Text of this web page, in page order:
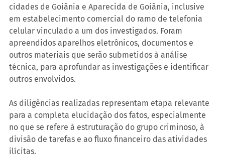
cidades de Goiânia e Aparecida de Goiânia, inclusive
em estabelecimento comercial do ramo de telefonia
celular vinculado a um dos investigados. Foram
apreendidos aparelhos eletrônicos, documentos e
outros materiais que serão submetidos à análise
técnica, para aprofundar as investigações e identificar
outros envolvidos.
As diligências realizadas representam etapa relevante
para a completa elucidação dos fatos, especialmente
no que se refere à estruturação do grupo criminoso, à
divisão de tarefas e ao fluxo financeiro das atividades
ilícitas.